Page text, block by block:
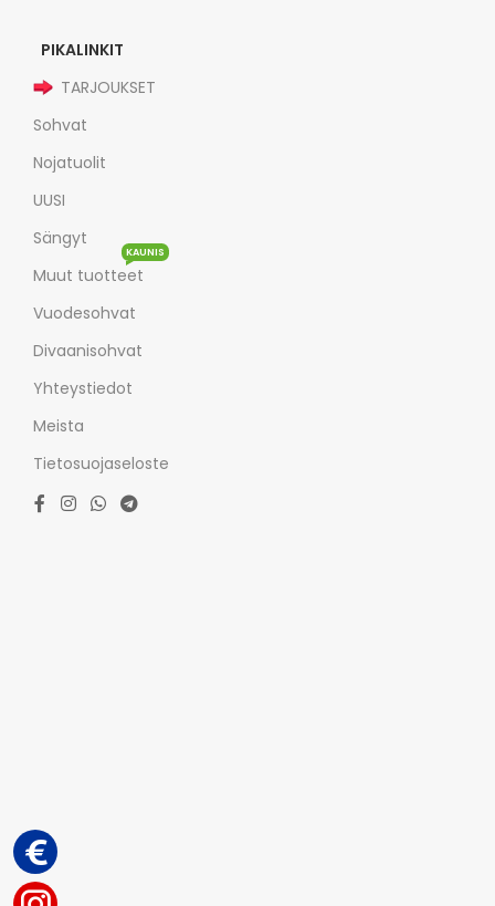
PIKALINKIT
TARJOUKSET
Sohvat
Nojatuolit
UUSI
Sängyt
Muut tuotteet
KAUNIS
Vuodesohvat
Divaanisohvat
Yhteystiedot
Meista
Tietosuojaseloste